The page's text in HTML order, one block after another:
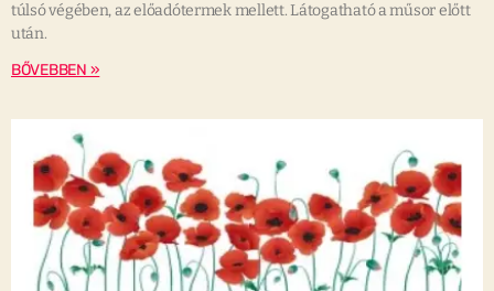
túlsó végében, az előadótermek mellett. Látogatható a műsor előtt
után.
BŐVEBBEN »